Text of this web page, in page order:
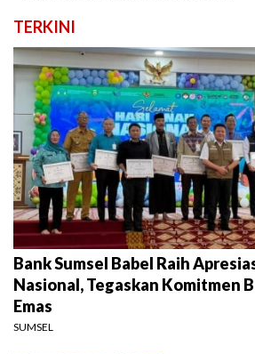
TERKINI
Bank Sumsel Babel Raih
Nasional, Tegaskan Komitmen
Emas
SUMSEL